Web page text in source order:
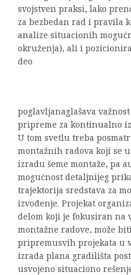
svojstven praksi, lako
za bezbedan rad i pravila
analize situacionih
okruženja), ali i
deo
poglavljanaglašava
pripreme za kontinualno
U tom svetlu treba
montažnih radova koji se
izradu šeme montaže, pa
mogućnost detaljnijeg
trajektorija sredstava za
izvođenje. Projekat
delom koji je fokusiran
montažne radove, može
pripremusvih projekata u
izrada plana gradilišta
usvojeno situaciono